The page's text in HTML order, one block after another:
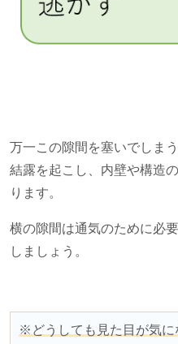
万一この隙間を塞いでしま
結露を起こし、内壁や構造
ります。
横の隙間は通気のために必
しましょう。
※どうしても見た目が気に